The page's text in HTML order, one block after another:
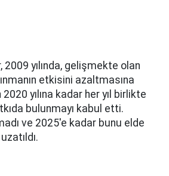
2009 yılında, gelişmekte olan
etkisini azaltmasına
yılına kadar her yıl birlikte
bulunmayı kabul etti.
ve 2025'e kadar bunu elde